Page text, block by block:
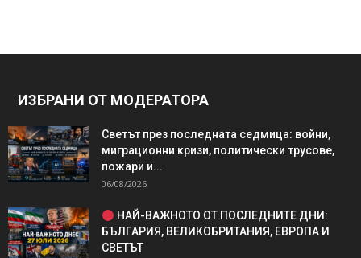
ИЗБРАНИ ОТ МОДЕРАТОРА
Светът през последната седмица: войни,
миграционни кризи, политически трусове,
пожари и...
06/08/2026
НАЙ-ВАЖНОТО ОТ ПОСЛЕДНИТЕ ДНИ:
БЪЛГАРИЯ, ВЕЛИКОБРИТАНИЯ, ЕВРОПА И
СВЕТЪТ